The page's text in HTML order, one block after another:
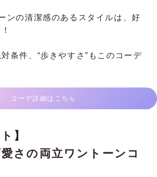
ンの清潔感のあるスタイルは、好
条件、“歩きやすさ”もこのコーデ
コーデ詳細はこちら
】
さの両立ワントーンコ